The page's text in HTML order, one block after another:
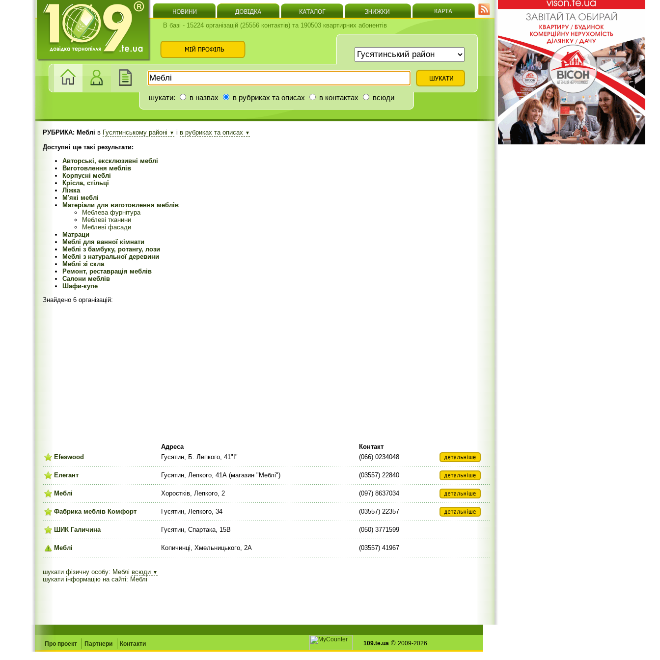
В базі - 15224 організацій (25556 контактів) та 190503 квартирних абонентів
шукати: в назвах в рубриках та описах в контактах всюди
РУБРИКА: Меблі в Гусятинському районі ▼ і в рубриках та описах ▼
Доступні ще такі результати:
Авторські, ексклюзивні меблі
Виготовлення меблів
Корпусні меблі
Крісла, стільці
Ліжка
М'які меблі
Матеріали для виготовлення меблів
Меблева фурнітура
Меблеві тканини
Меблеві фасади
Матраци
Меблі для ванної кімнати
Меблі з бамбуку, ротангу, лози
Меблі з натуральної деревини
Меблі зі скла
Ремонт, реставрація меблів
Салони меблів
Шафи-купе
Знайдено 6 організацій:
Адреса
Контакт
Efeswood
Гусятин, Б. Лепкого, 41"І" (066) 0234048
Елегант Гусятин, Лепкого, 41А (магазин "Меблі") (03557) 22840
Меблі Хоростків, Лепкого, 2 (097) 8637034
Фабрика меблів Комфорт Гусятин, Лепкого, 34 (03557) 22357
ШИК Галичина Гусятин, Спартака, 15В (050) 3771599
Меблі Копичинці, Хмельницького, 2А (03557) 41967
шукати фізичну особу: Меблі всюди ▼
шукати інформацію на сайті: Меблі
Про проект Партнери Контакти 109.te.ua © 2009-2026